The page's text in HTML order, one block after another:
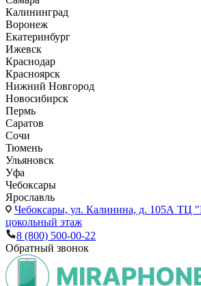
Калининград
Воронеж
Екатеринбург
Ижевск
Краснодар
Красноярск
Нижний Новгород
Новосибирск
Пермь
Саратов
Сочи
Тюмень
Ульяновск
Уфа
Чебоксары
Ярославль
Чебоксары, ул. Калинина, д. 105А
цокольный этаж
8 (800) 500-00-22
Обратный звонок